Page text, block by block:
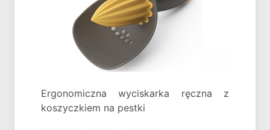
Ergonomiczna wyciskarka ręczna z
koszyczkiem na pestki